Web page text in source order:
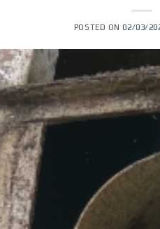
POSTED ON 02/03/